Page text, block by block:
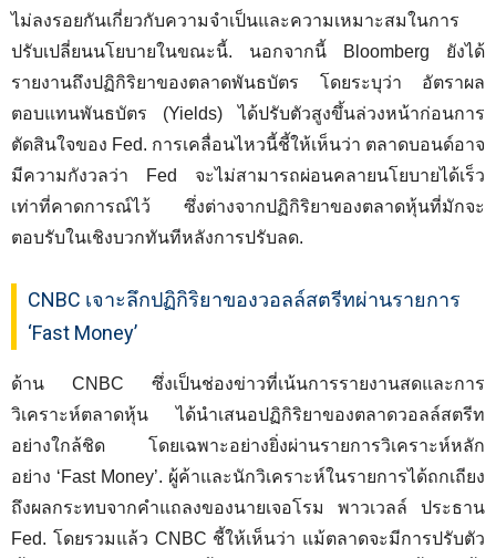
ไม่ลงรอยกันเกี่ยวกับความจำเป็นและความเหมาะสมในการ
ปรับเปลี่ยนนโยบายในขณะนี้. นอกจากนี้ Bloomberg ยังได้
รายงานถึงปฏิกิริยาของตลาดพันธบัตร โดยระบุว่า อัตราผล
ตอบแทนพันธบัตร (Yields) ได้ปรับตัวสูงขึ้นล่วงหน้าก่อนการ
ตัดสินใจของ Fed. การเคลื่อนไหวนี้ชี้ให้เห็นว่า ตลาดบอนด์อาจ
มีความกังวลว่า Fed จะไม่สามารถผ่อนคลายนโยบายได้เร็ว
เท่าที่คาดการณ์ไว้ ซึ่งต่างจากปฏิกิริยาของตลาดหุ้นที่มักจะ
ตอบรับในเชิงบวกทันทีหลังการปรับลด.
CNBC เจาะลึกปฏิกิริยาของวอลล์สตรีทผ่านรายการ
‘Fast Money’
ด้าน CNBC ซึ่งเป็นช่องข่าวที่เน้นการรายงานสดและการ
วิเคราะห์ตลาดหุ้น ได้นำเสนอปฏิกิริยาของตลาดวอลล์สตรีท
อย่างใกล้ชิด โดยเฉพาะอย่างยิ่งผ่านรายการวิเคราะห์หลัก
อย่าง ‘Fast Money’. ผู้ค้าและนักวิเคราะห์ในรายการได้ถกเถียง
ถึงผลกระทบจากคำแถลงของนายเจอโรม พาวเวลล์ ประธาน
Fed. โดยรวมแล้ว CNBC ชี้ให้เห็นว่า แม้ตลาดจะมีการปรับตัว